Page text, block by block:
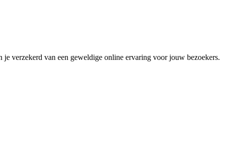
je verzekerd van een geweldige online ervaring voor jouw bezoekers.